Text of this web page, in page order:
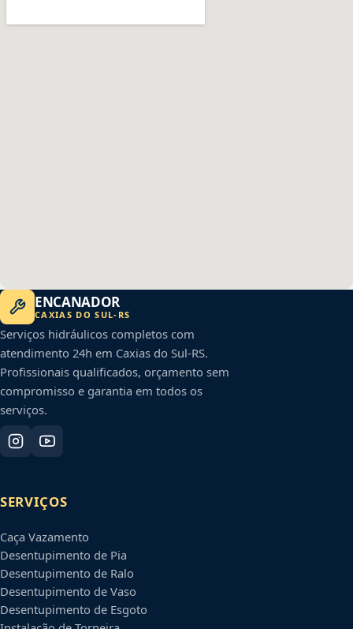
ENCANADOR
CAXIAS DO SUL- RS
Serviços hidráulicos completos com
atendimento 24h em Caxias do Sul-RS.
Profissionais qualificados, orçamento sem
compromisso e garantia em todos os
serviços.
SERVIÇOS
Caça Vazamento
Desentupimento de Pia
Desentupimento de Ralo
Desentupimento de Vaso
Desentupimento de Esgoto